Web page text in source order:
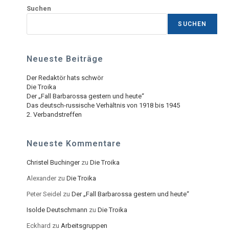
Suchen
SUCHEN
Neueste Beiträge
Der Redaktör hats schwör
Die Troika
Der „Fall Barbarossa gestern und heute“
Das deutsch-russische Verhältnis von 1918 bis 1945
2. Verbandstreffen
Neueste Kommentare
Christel BuchingerzuDie Troika
AlexanderzuDie Troika
Peter Seidel zuDer „Fall Barbarossa gestern und heute“
Isolde Deutschmann zuDie Troika
Eckhard zuArbeitsgruppen